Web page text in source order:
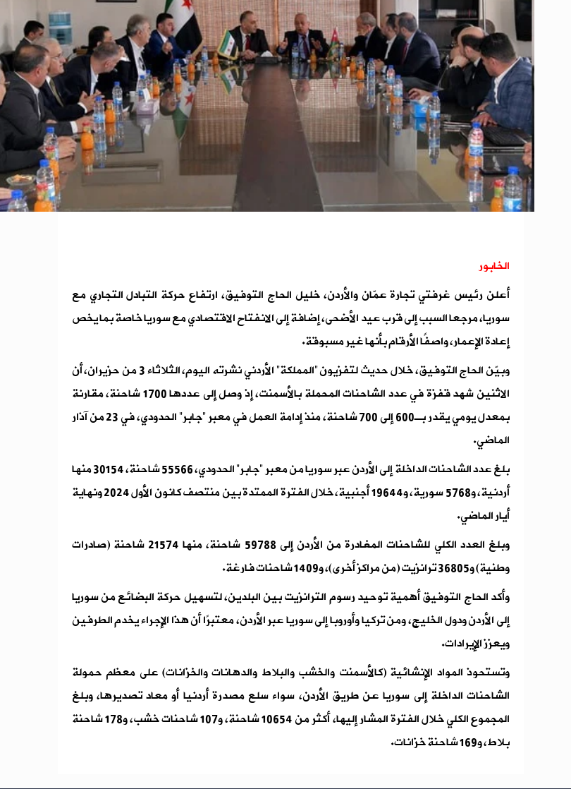
الخابور
أعلن رئيس غرفتي تجارة عمّان والأردن، خليل الحاج التوفيق، ارتفاع حركة التبادل التجاري مع
سوريا، مرجعا السبب إلى قرب عيد الأضحى، إضافة إلى الانفتاح الاقتصادي مع سوريا خاصة بما يخص
إعادة الإعمار، واصفًا الأرقام بأنها غير مسبوقة.
وبيّن الحاج التوفيق، خلال حديث لتفزيون “المملكة” الأردني نشرته اليوم، الثلاثاء 3 من حزيران، أن
الاثنين شهد قفزة في عدد الشاحنات المحملة بالأسمنت، إذ وصل إلى عددها 1700 شاحنة، مقارنة
بمعدل يومي يقدر بـ600 إلى 700 شاحنة، منذ إدامة العمل في معبر “جابر” الحدودي، في 23 من آذار
الماضي.
بلغ عدد الشاحنات الداخلة إلى الأردن عبر سوريا من معبر “جابر” الحدودي، 55566 شاحنة، 30154 منها
أردنية، و5768 سورية، و19644 أجنبية، خلال الفترة الممتدة بين منتصف كانون الأول 2024 ونهاية
أيار الماضي.
وبلغ العدد الكلي للشاحنات المغادرة من الأردن إلى 59788 شاحنة، منها 21574 شاحنة (صادرات
وطنية) و36805 ترانزيت (من مراكز أخرى)، و1409 شاحنات فارغة.
وأكد الحاج التوفيق أهمية توحيد رسوم الترانزيت بين البلدين، لتسهيل حركة البضائع من سوريا
إلى الأردن ودول الخليج، ومن تركيا وأوروبا إلى سوريا عبر الأردن، معتبرًا أن هذا الإجراء يخدم الطرفين
ويعزز الإيرادات.
وتستحوذ المواد الإنشائية (كالأسمنت والخشب والبلاط والدهانات والخزانات) على معظم حمولة
الشاحنات الداخلة إلى سوريا عن طريق الأردن، سواء سلع مصدرة أردنيا أو معاد تصديرها، وبلغ
المجموع الكلي خلال الفترة المشار إليها، أكثر من 10654 شاحنة، و107 شاحنات خشب، و178 شاحنة
بلاط، و169 شاحنة خزانات.